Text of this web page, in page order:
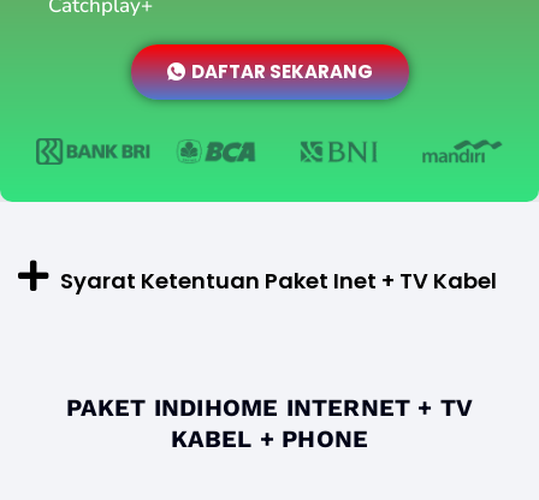
DAFTAR SEKARANG
Syarat Ketentuan Paket Inet + TV Kabel
PAKET INDIHOME INTERNET + TV
KABEL + PHONE